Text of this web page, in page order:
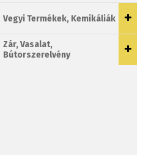
Vegyi Termékek, Kemikáliák
Zár, Vasalat,
Bútorszerelvény